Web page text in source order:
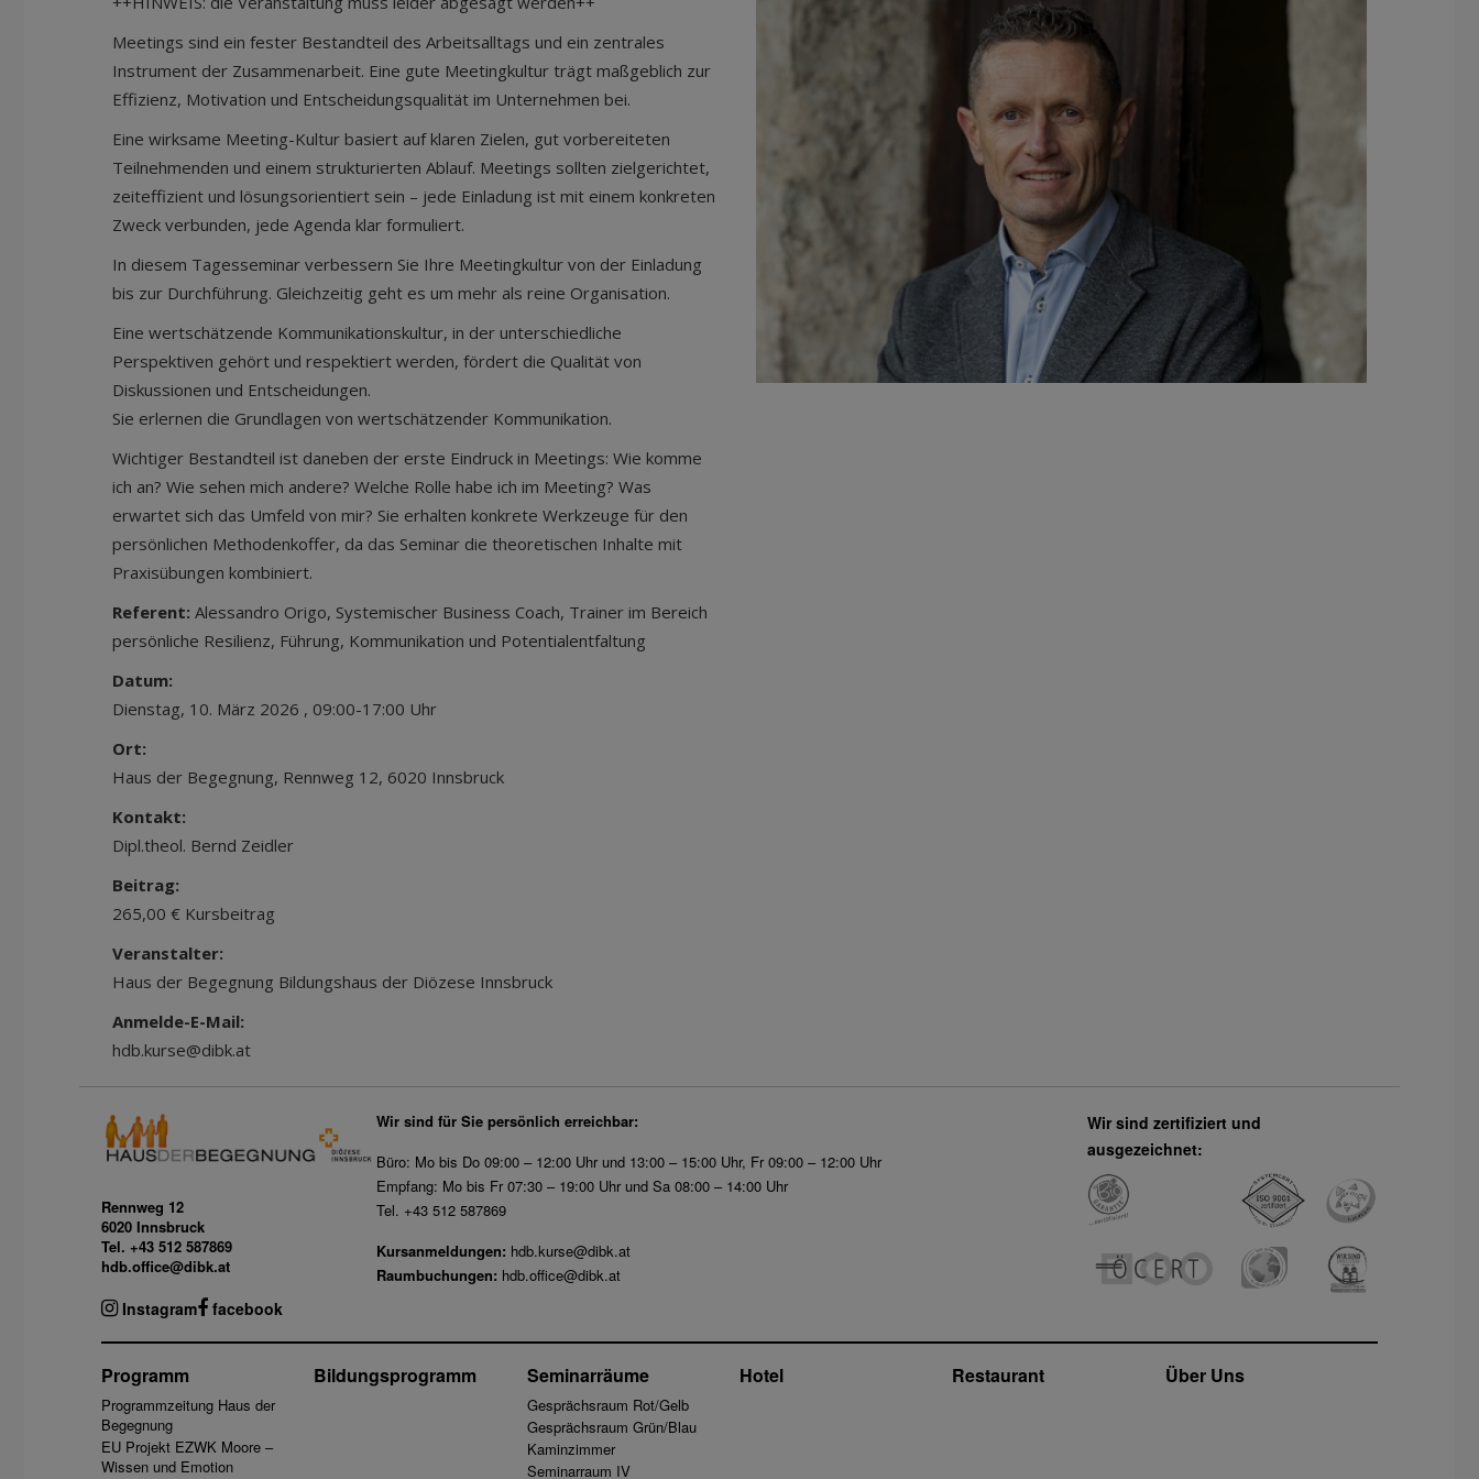
Meetings sind ein fester Bestandteil des Arbeitsalltags und ein zentrales
Instrument der Zusammenarbeit. Eine gute Meetingkultur trägt maßgeblich zur
Effizienz, Motivation und Entscheidungsqualität im Unternehmen bei.
Eine wirksame Meeting-Kultur basiert auf klaren Zielen, gut vorbereiteten
Teilnehmenden und einem strukturierten Ablauf. Meetings sollten zielgerichtet,
zeiteffizient und lösungsorientiert sein – jede Einladung ist mit einem konkreten
Zweck verbunden, jede Agenda klar formuliert.
In diesem Tagesseminar verbessern Sie Ihre Meetingkultur von der Einladung
bis zur Durchführung. Gleichzeitig geht es um mehr als reine Organisation.
Eine wertschätzende Kommunikationskultur, in der unterschiedliche
Perspektiven gehört und respektiert werden, fördert die Qualität von
Diskussionen und Entscheidungen.
Sie erlernen die Grundlagen von wertschätzender Kommunikation.
Wichtiger Bestandteil ist daneben der erste Eindruck in Meetings: Wie komme
ich an? Wie sehen mich andere? Welche Rolle habe ich im Meeting? Was
erwartet sich das Umfeld von mir? Sie erhalten konkrete Werkzeuge für den
persönlichen Methodenkoffer, da das Seminar die theoretischen Inhalte mit
Praxisübungen kombiniert.
Referent: Alessandro Origo, Systemischer Business Coach, Trainer im Bereich
persönliche Resilienz, Führung, Kommunikation und Potentialentfaltung
Datum:
Dienstag, 10. März 2026 , 09:00-17:00 Uhr
Ort:
Haus der Begegnung, Rennweg 12, 6020 Innsbruck
Kontakt:
Dipl.theol. Bernd Zeidler
Beitrag:
265,00 € Kursbeitrag
Veranstalter:
Haus der Begegnung Bildungshaus der Diözese Innsbruck
Anmelde-E-Mail:
hdb.kurse@dibk.at
Rennweg 12
6020 Innsbruck
Tel. +43 512 587869
hdb.office@dibk.at
Instagram facebook
Wir sind für Sie persönlich erreichbar:
Büro: Mo bis Do 09:00 – 12:00 Uhr und 13:00 – 15:00 Uhr, Fr 09:00 – 12:00 Uhr
Empfang: Mo bis Fr 07:30 – 19:00 Uhr und Sa 08:00 – 14:00 Uhr
Tel. +43 512 587869
Kursanmeldungen: hdb.kurse@dibk.at
Raumbuchungen: hdb.office@dibk.at
Wir sind zertifiziert und
ausgezeichnet:
Programm
Programmzeitung Haus der
Begegnung
EU Projekt EZWK Moore –
Wissen und Emotion
Bildungsprogramm Seminarräume
Gesprächsraum Rot/Gelb
Gesprächsraum Grün/Blau
Kaminzimmer
Seminarraum IV
Hotel Restaurant Über Uns